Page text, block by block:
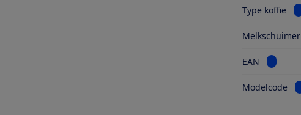
Type koffie
Melkschuimer
EAN Bekijk
Modelcode